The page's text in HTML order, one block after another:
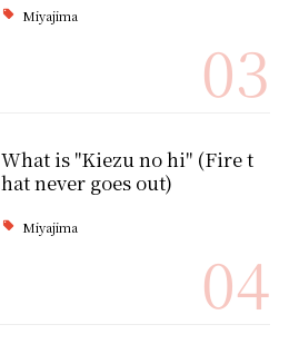
Miyajima
03
What is "Kiezu no hi" (Fire t
hat never goes out)
Miyajima
04